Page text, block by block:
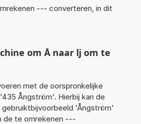
--- converteren, in dit
om Å naar lj om te
met de oorspronkelijke
Ångström'. Hierbij kan de
'Ångström'
de te omrekenen ---